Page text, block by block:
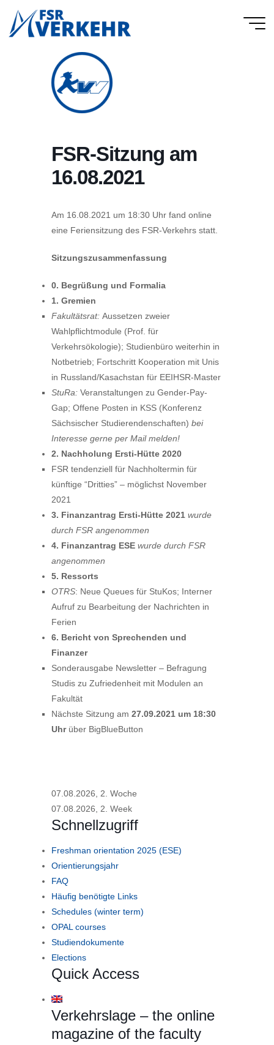
content
FSR-Sitzung am
16.08.2021
Am 16.08.2021 um 18:30 Uhr fand online
eine Feriensitzung des FSR-Verkehrs statt.
Sitzungszusammenfassung
0. Begrüßung und Formalia
1. Gremien
Fakultätsrat: Aussetzen zweier
Wahlpflichtmodule (Prof. für
Verkehrsökologie); Studienbüro weiterhin in
Notbetrieb; Fortschritt Kooperation mit Unis
in Russland/Kasachstan für EEIHSR-Master
StuRa: Veranstaltungen zu Gender-Pay-
Gap; Offene Posten in KSS (Konferenz
Sächsischer Studierendenschaften) bei
Interesse gerne per Mail melden!
2. Nachholung Ersti-Hütte 2020
FSR tendenziell für Nachholtermin für
künftige “Dritties” – möglichst November
2021
3. Finanzantrag Ersti-Hütte 2021 wurde
durch FSR angenommen
4. Finanzantrag ESE wurde durch FSR
angenommen
5. Ressorts
OTRS: Neue Queues für StuKos; Interner
Aufruf zu Bearbeitung der Nachrichten in
Ferien
6. Bericht von Sprechenden und
Finanzer
Sonderausgabe Newsletter – Befragung
Studis zu Zufriedenheit mit Modulen an
Fakultät
Nächste Sitzung am 27.09.2021 um 18:30
Uhrüber BigBlueButton
07.08.2026, 2. Woche
07.08.2026, 2. Week
Schnellzugriff
Freshman orientation 2025 (ESE)
Orientierungsjahr
FAQ
Häufig benötigte Links
Schedules (winter term)
OPAL courses
Studiendokumente
Elections
Quick Access
Verkehrslage – the online
magazine of the faculty